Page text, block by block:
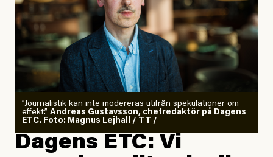
”Journalistik kan inte modereras utifrån spekulationer om
effekt.” Andreas Gustavsson, chefredaktör på Dagens
ETC. Foto: Magnus Lejhall / TT /
Dagens ETC: Vi